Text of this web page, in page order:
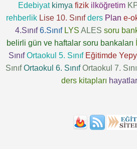
Edebiyat kimya fizik ilköğretim
rehberlik Lise 10. Sınıf ders Plan e-
4.Sınıf 6.Sınıf LYS ALES soru
belirli gün ve haftalar soru bankaları
Sınıf Ortaokul 5. Sınıf Eğitimde
Sınıf Ortaokul 6. Sınıf Ortaokul 7.
ders kitapları